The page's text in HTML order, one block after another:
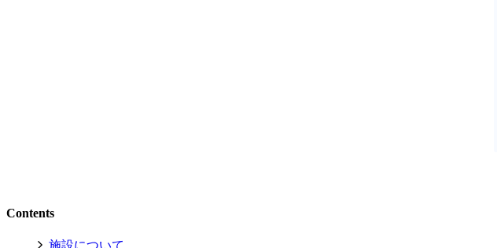
Contents
施設について